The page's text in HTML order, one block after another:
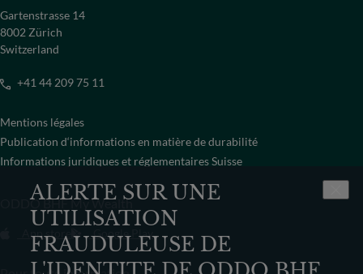
ALERTE SUR UNE
UTILISATION
FRAUDULEUSE DE
Gartenstrasse 14
8002 Zürich
Switzerland
+41 44 209 75 11
Mentions légales
Publication d‘informations en matière de durabilité
Informations juridiques et réglementaires Suisse
ODDO BHF My Wealth
App store Google Play